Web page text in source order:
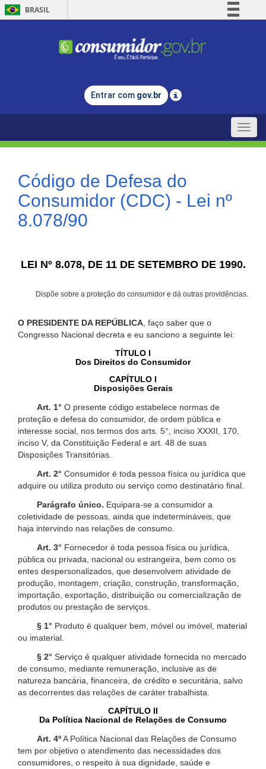
BRASIL
Comunica BR
Legislação
Entrar com gov.br
Toggle
Código de Defesa do
Consumidor (CDC) - Lei nº
8.078/90
LEI Nº 8.078, DE 11 DE SETEMBRO DE 1990.
Dispõe sobre a proteção do consumidor e dá outras providências.
O PRESIDENTE DA REPÚBLICA , faço saber que o
Congresso Nacional decreta e eu sanciono a seguinte lei:
TÍTULO I
Dos Direitos do Consumidor
CAPÍTULO I
Disposições Gerais
Art. 1° O presente código estabelece normas de
proteção e defesa do consumidor, de ordem pública e
interesse social, nos termos dos arts. 5°, inciso XXXII, 170,
inciso V, da Constituição Federal e art. 48 de suas
Disposições Transitórias.
Art. 2° Consumidor é toda pessoa física ou jurídica que
adquire ou utiliza produto ou serviço como destinatário final.
Parágrafo único. Equipara-se a consumidor a
coletividade de pessoas, ainda que indetermináveis, que
haja intervindo nas relações de consumo.
Art. 3° Fornecedor é toda pessoa física ou jurídica,
pública ou privada, nacional ou estrangeira, bem como os
entes despersonalizados, que desenvolvem atividade de
produção, montagem, criação, construção, transformação,
importação, exportação, distribuição ou comercialização de
produtos ou prestação de serviços.
§ 1° Produto é qualquer bem, móvel ou imóvel, material
ou imaterial.
§ 2° Serviço é qualquer atividade fornecida no mercado
de consumo, mediante remuneração, inclusive as de
natureza bancária, financeira, de crédito e securitária, salvo
as decorrentes das relações de caráter trabalhista.
CAPÍTULO II
Da Política Nacional de Relações de Consumo
Art. 4ºA Política Nacional das Relações de Consumo
tem por objetivo o atendimento das necessidades dos
consumidores, o respeito à sua dignidade, saúde e